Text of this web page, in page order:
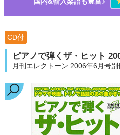
国内&輸入楽譜も豊富♪
CD付
ピアノで弾くザ・ヒット
月刊エレクトーン 2006年6月号別